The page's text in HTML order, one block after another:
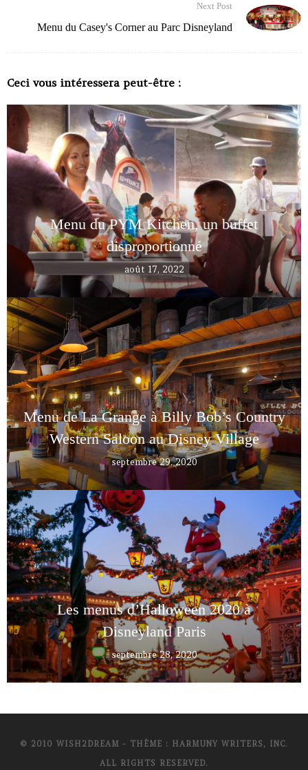
Next Post
Menu du Casey's Corner au Parc Disneyland
Ceci vous intéressera peut-être :
Menu du PYM Kitchen, un buffet
disproportionné
août 17, 2022
Menu de La Grange à Billy Bob’s Country
Western Saloon au Disney Village
septembre 29, 2020
Les menus d’Halloween 2020 à
Disneyland Paris
septembre 28, 2020
© 2010 WISH2DREAM - THÈME : HARMUNY WRITERS, INC.
ALL RIGHTS RESERVED.